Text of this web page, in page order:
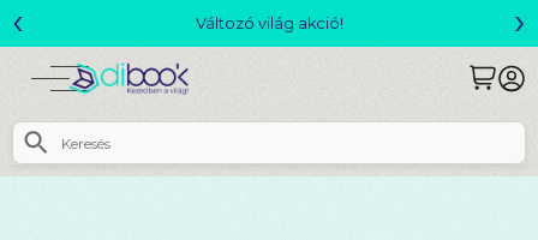
Változó világ akció!
‹ ›